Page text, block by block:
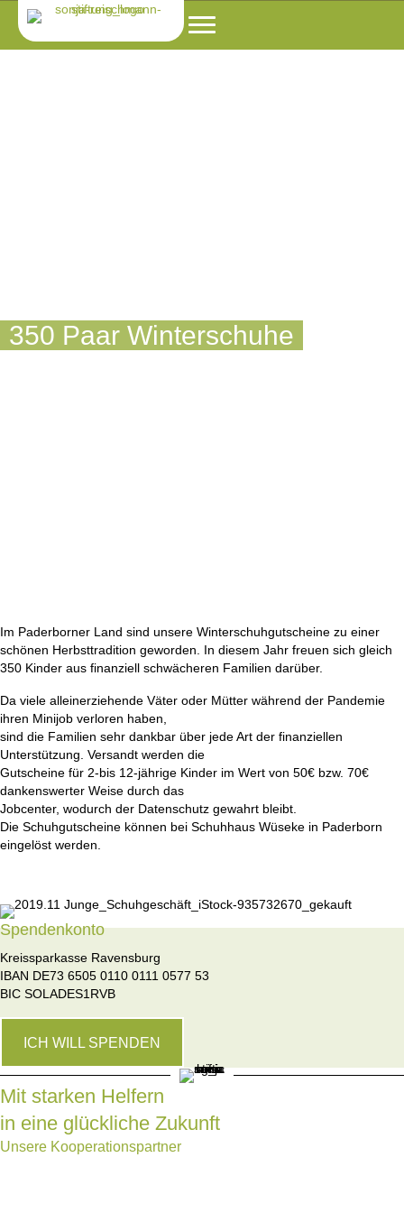
350 Paar Winterschuhe
Im Paderborner Land sind unsere Winterschuhgutscheine zu einer
schönen Herbsttradition geworden. In diesem Jahr freuen sich gleich
350 Kinder aus finanziell schwächeren Familien darüber.
Da viele alleinerziehende Väter oder Mütter während der Pandemie
ihren Minijob verloren haben,
sind die Familien sehr dankbar über jede Art der finanziellen
Unterstützung. Versandt werden die
Gutscheine für 2-bis 12-jährige Kinder im Wert von 50€ bzw. 70€
dankenswerter Weise durch das
Jobcenter, wodurch der Datenschutz gewahrt bleibt.
Die Schuhgutscheine können bei Schuhhaus Wüseke in Paderborn
eingelöst werden.
Spendenkonto
Kreissparkasse Ravensburg
IBAN DE73 6505 0110 0111 0577 53
BIC SOLADES1RVB
ICH WILL SPENDEN
Mit starken Helfern
in eine glückliche Zukunft
Unsere Kooperationspartner